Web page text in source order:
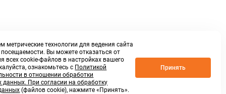
метрические технологии для ведения сайта
посещаемости. Вы можете отказаться от
всех cookie-файлов в настройках вашего
ознакомьтесь с Политикой
в отношении обработки
данных. При согласии на обработку
(файлов cookie), нажмите «Принять».
Принять